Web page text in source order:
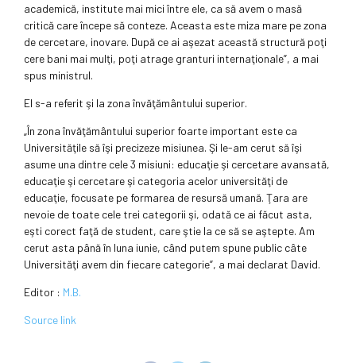
academică, institute mai mici între ele, ca să avem o masă
critică care începe să conteze. Aceasta este miza mare pe zona
de cercetare, inovare. După ce ai aşezat această structură poţi
cere bani mai mulţi, poţi atrage granturi internaţionale”, a mai
spus ministrul.
El s-a referit şi la zona învăţământului superior.
„În zona învăţământului superior foarte important este ca
Universităţile să îşi precizeze misiunea. Şi le-am cerut să îşi
asume una dintre cele 3 misiuni: educaţie şi cercetare avansată,
educaţie şi cercetare şi categoria acelor universităţi de
educaţie, focusate pe formarea de resursă umană. Ţara are
nevoie de toate cele trei categorii şi, odată ce ai făcut asta,
eşti corect faţă de student, care ştie la ce să se aştepte. Am
cerut asta până în luna iunie, când putem spune public câte
Universităţi avem din fiecare categorie”, a mai declarat David.
Editor : M.B.
Source link